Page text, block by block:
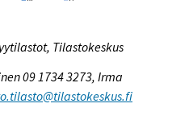
Tilastokeskus
09 1734 3273, Irma